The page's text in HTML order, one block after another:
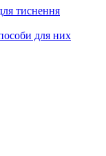
тиснення
для них